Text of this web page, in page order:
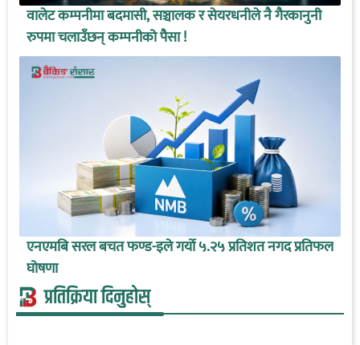
वालेट कम्पनीमा बदमासी, सञ्चालक र सेयरधनीले नै गैरकानुनी
रुपमा चलाउँछन् कम्पनीको पैसा !
एनएमबि सरल बचत फण्ड-इले गर्यो ५.२५ प्रतिशत नगद प्रतिफल
घोषणा
प्रतिक्रिया दिनुहोस्